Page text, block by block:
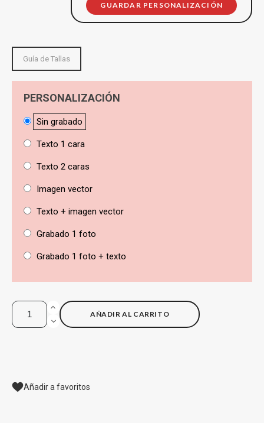
GUARDAR PERSONALIZACIÓN
Guía de Tallas
PERSONALIZACIÓN
Sin grabado
Texto 1 cara
Texto 2 caras
Imagen vector
Texto + imagen vector
Grabado 1 foto
Grabado 1 foto + texto
AÑADIR AL CARRITO
Añadir a favoritos